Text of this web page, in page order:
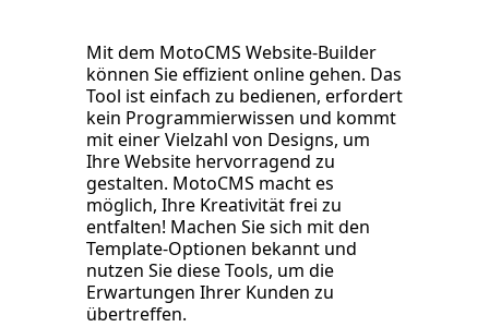
Mit dem MotoCMS Website-Builder
können Sie effizient online gehen. Das
Tool ist einfach zu bedienen, erfordert
kein Programmierwissen und kommt
mit einer Vielzahl von Designs, um
Ihre Website hervorragend zu
gestalten. MotoCMS macht es
möglich, Ihre Kreativität frei zu
entfalten! Machen Sie sich mit den
Template-Optionen bekannt und
nutzen Sie diese Tools, um die
Erwartungen Ihrer Kunden zu
übertreffen.